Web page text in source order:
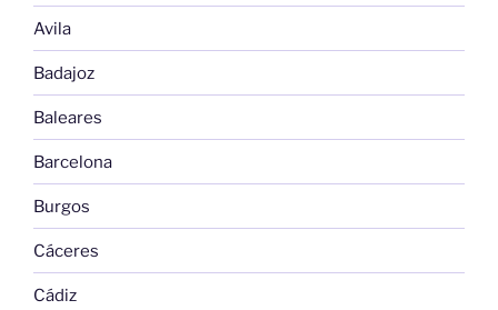
Avila
Badajoz
Baleares
Barcelona
Burgos
Cáceres
Cádiz